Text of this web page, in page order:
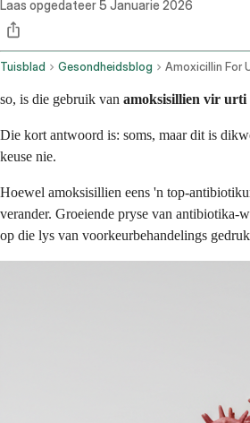
Laas opgedateer5 Januarie 2026
Tuisblad Gesondheidsblog Amoxicillin For
so, is die gebruik van amoksisillien vir urti
Die kort antwoord is: soms, maar dit is
keuse nie.
Hoewel amoksisillien eens 'n top-
verander. Groeiende pryse van antibiotika-
op die lys van voorkeurbehandelings